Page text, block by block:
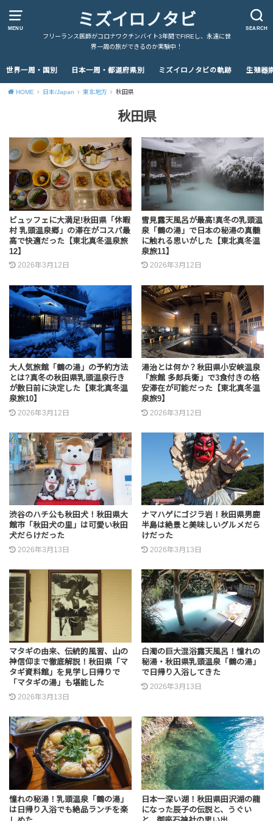
MENU SEARCH
ミズイロノタビ
フリーランス医師がコロナワクチンバイト3年間でFIREし、永遠に世
界一周の旅ができるのか実験中！
世界一周・国別 日本一周・都道府県別 ミズイロノタビの軌跡 生殖器
HOME 日本/Japan 東北地方 秋田県
秋田県
ビュッフェに大満足!秋田県「休暇
村 乳頭温泉郷」の滞在がコスパ最
高で快適だった【東北真冬温泉旅
12】
2026年3月12日
雪見露天風呂が最高!真冬の乳頭温
泉「鶴の湯」で日本の秘湯の真髄
に触れる思いがした【東北真冬温
泉旅11】
2026年3月12日
大人気旅館「鶴の湯」の予約方法
とは?真冬の秋田県乳頭温泉行き
が数日前に決定した【東北真冬温
泉旅10】
2026年3月12日
湯治とは何か？秋田県小安峡温泉
「旅館 多郎兵衛」で3食付きの格
安滞在が可能だった【東北真冬温
泉旅9】
2026年3月12日
渋谷のハチ公も秋田犬！秋田県大
館市「秋田犬の里」は可愛い秋田
犬だらけだった
2026年3月13日
ナマハゲにゴジラ岩！秋田県男鹿
半島は絶景と美味しいグルメだら
けだった
2026年3月13日
マタギの由来、伝統的風習、山の
神信仰まで徹底解説！秋田県「マ
タギ資料館」を見学し日帰りで
「マタギの湯」も堪能した
2026年3月13日
白濁の巨大混浴露天風呂！憧れの
秘湯・秋田県乳頭温泉「鶴の湯」
で日帰り入浴してきた
2026年3月13日
憧れの秘湯！乳頭温泉「鶴の湯」
は日帰り入浴でも絶品ランチを楽
日本一深い湖！秋田県田沢湖の龍
になった辰子の伝説と、うぐい